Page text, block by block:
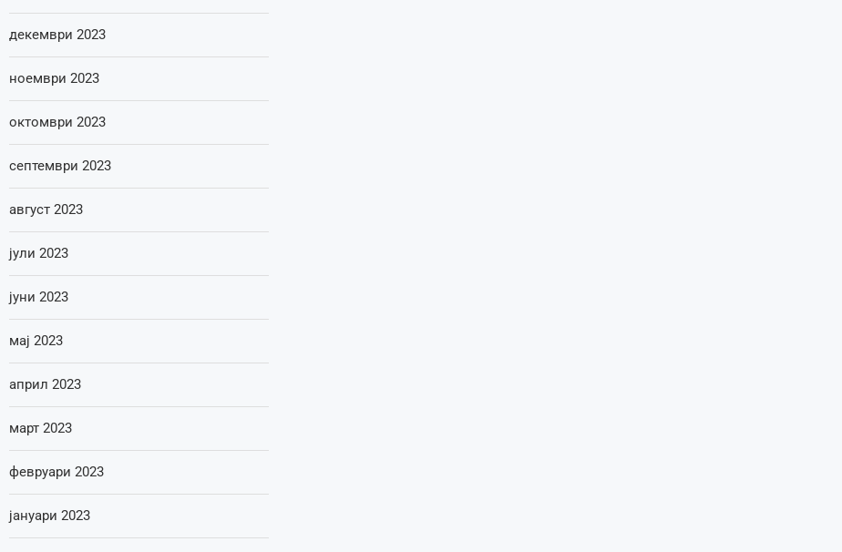
декември 2023
ноември 2023
октомври 2023
септември 2023
август 2023
јули 2023
јуни 2023
мај 2023
април 2023
март 2023
февруари 2023
јануари 2023